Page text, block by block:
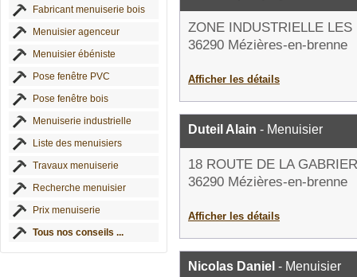
Fabricant menuiserie bois
Menuisier agenceur
Menuisier ébéniste
Pose fenêtre PVC
Pose fenêtre bois
Menuiserie industrielle
Liste des menuisiers
Travaux menuiserie
Recherche menuisier
Prix menuiserie
Tous nos conseils ...
ZONE INDUSTRIELLE LES
36290 Mézières-en-brenne
Afficher les détails
Duteil Alain - Menuisier
18 ROUTE DE LA
36290 Mézières-en-brenne
Afficher les détails
Nicolas Daniel - Menuisier